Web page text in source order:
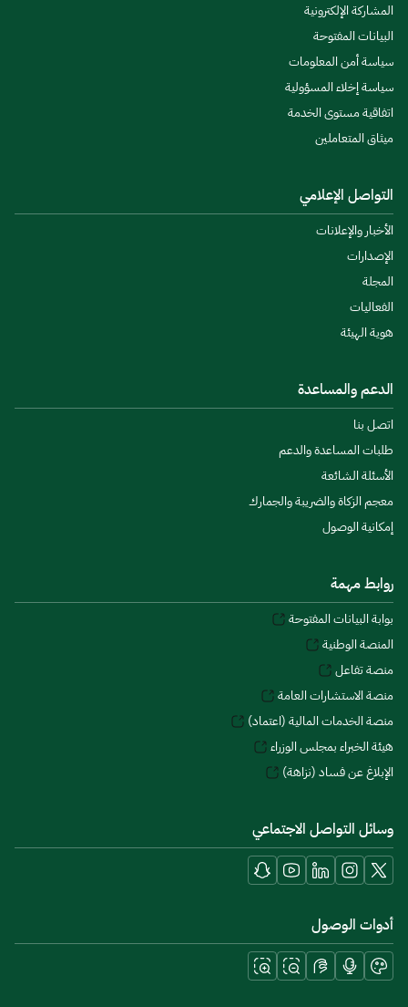
المشاركة الإلكترونية
البيانات المفتوحة
سياسة أمن المعلومات
سياسة إخلاء المسؤولية
اتفاقية مستوى الخدمة
ميثاق المتعاملين
التواصل الإعلامي
الأخبار والإعلانات
الإصدارات
المجلة
الفعاليات
هوية الهيئة
الدعم والمساعدة
اتصل بنا
طلبات المساعدة والدعم
الأسئلة الشائعة
معجم الزكاة والضريبة والجمارك
إمكانية الوصول
روابط مهمة
بوابة البيانات المفتوحة
المنصة الوطنية
منصة تفاعل
منصة الاستشارات العامة
منصة الخدمات المالية (اعتماد)
هيئة الخبراء بمجلس الوزراء
الإبلاغ عن فساد (نزاهة)
وسائل التواصل الاجتماعي
أدوات الوصول